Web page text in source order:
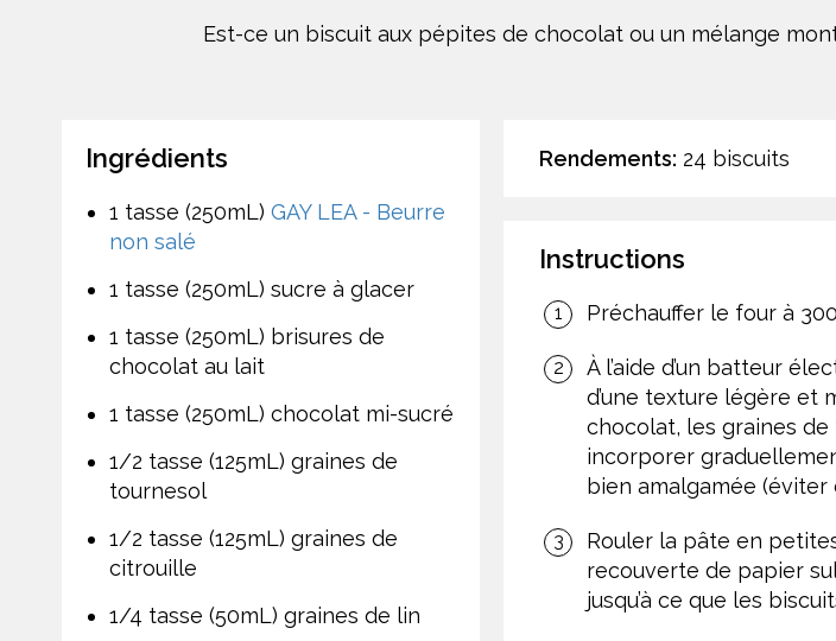
Est-ce un biscuit aux pépites de chocolat ou un mélange
Rendements: 24 biscuits
Instructions
Préchauffer le four à
À l’aide d’un batteur
d’une texture légère et
chocolat, les graines de
incorporer
bien amalgamée (éviter
Rouler la pâte en
recouverte de papier
jusqu’à ce que les
Ingrédients
1 tasse (250mL) GAY LEA - Beurre
non salé
1 tasse (250mL) sucre à glacer
1 tasse (250mL) brisures de
chocolat au lait
1 tasse (250mL) chocolat mi-sucré
1/2 tasse (125mL) graines de
tournesol
1/2 tasse (125mL) graines de
citrouille
1/4 tasse (50mL) graines de lin